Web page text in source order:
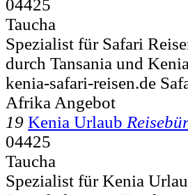
04425
Taucha
Spezialist für Safari
durch Tansania und
kenia-safari-reisen.de
Afrika Angebot
19 Kenia Urlaub
04425
Taucha
Spezialist für Kenia